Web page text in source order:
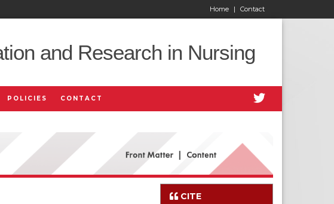
Contact
Home |
and Research in Nursing
POLICIES CONTACT
CITE